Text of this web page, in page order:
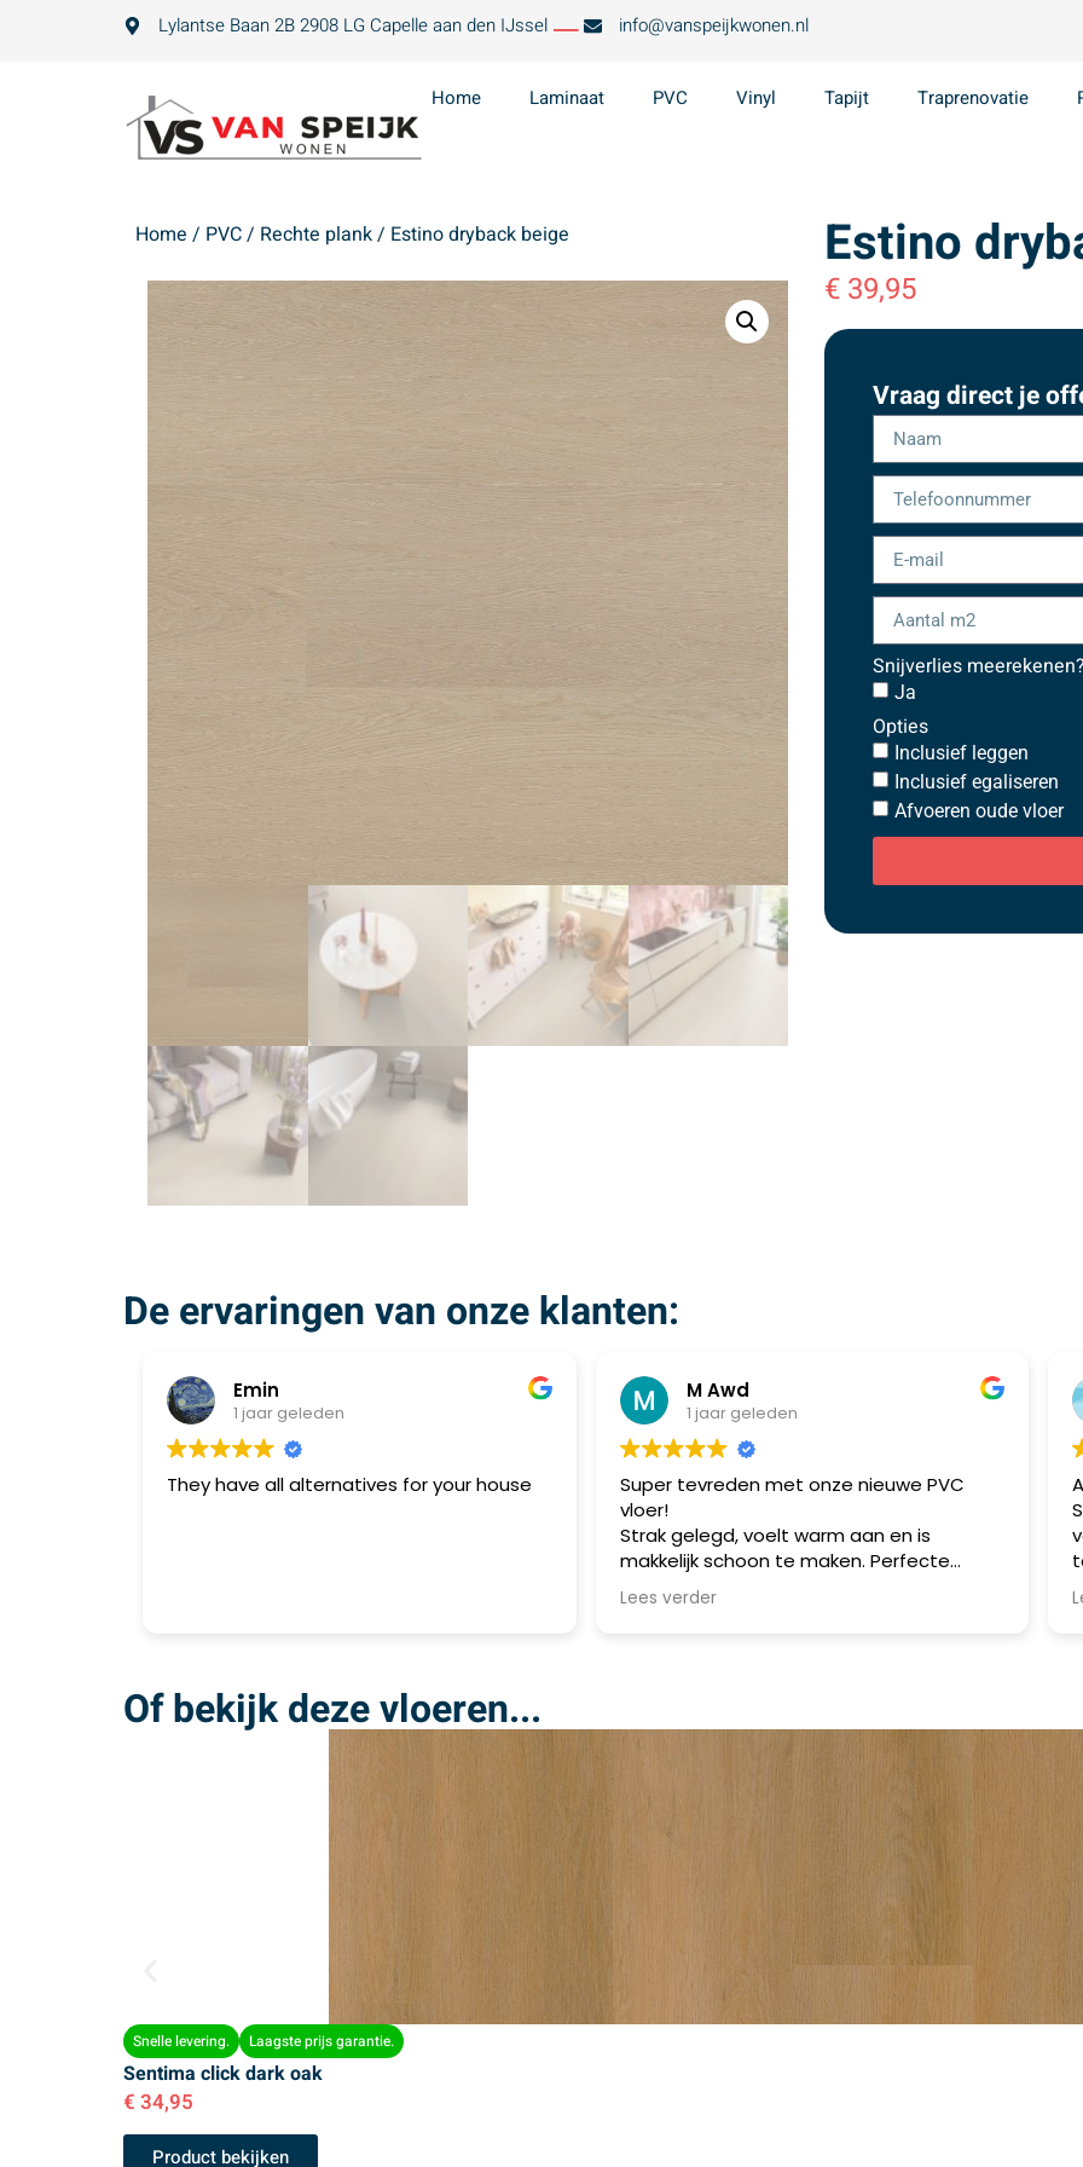
Lylantse Baan 2B 2908 LG Capelle aan den IJssel info@vanspeijkwonen.nl
Home Laminaat PVC Vinyl Tapijt Traprenovatie
Home / PVC/ Rechte plank/ Estino dryback beige Estino
€ 39,95
Vraag direct je
Snijverlies meerekenen?
Ja
Opties
Inclusief leggen
Inclusief egaliseren
Afvoeren oude vloer
De ervaringen van onze klanten:
Emin
1 jaar geleden
They have all alternatives for your house
M Awd
1 jaar geleden
Super tevreden met onze nieuwe PVC
Strak gelegd, voelt warm aan en is
makkelijk schoon te maken. Perfecte
combinatie van stijl en praktisch gebruik.
Aanrader!
Lees verder
Al
Lees
Of bekijk deze vloeren...
Snelle levering. Laagste prijs garantie.
Sentima click dark oak
€ 34,95
Product bekijken